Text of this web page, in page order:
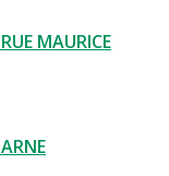
MAURICE